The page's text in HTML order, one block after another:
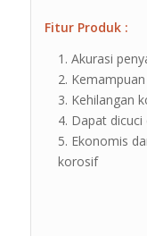
Fitur Produk :
Akurasi
Kehilangan
Dapat dicuci
Ekonomis
korosif